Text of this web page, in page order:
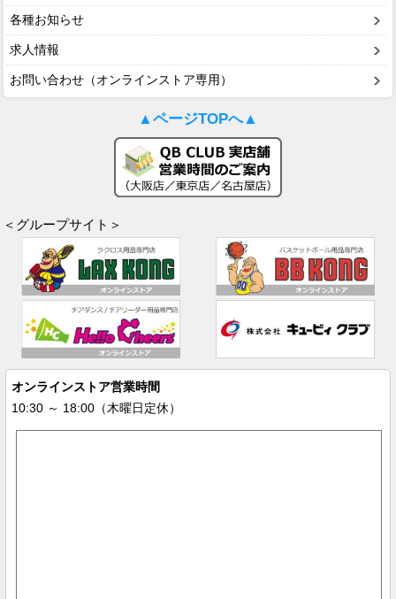
各種お知らせ
求人情報
お問い合わせ（オンラインストア専用）
▲ページTOPへ▲
＜グループサイト＞
オンラインストア営業時間
10:30 ～ 18:00（木曜日定休）